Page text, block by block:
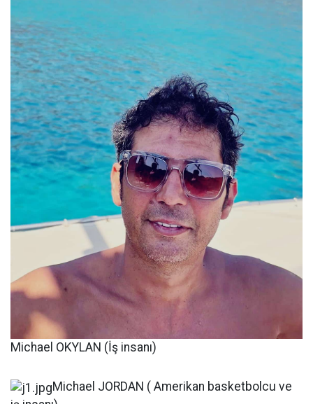
Michael OKYLAN (İş insanı)
Michael JORDAN ( Amerikan basketbolcu ve